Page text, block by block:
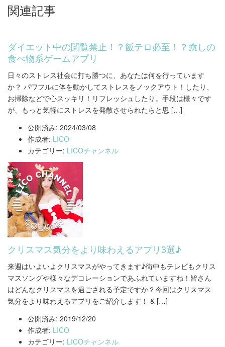
関連記事
ダイエット中の閲覧禁止！？飯テロ必至！？癒しの
食べ物系ゲームアプリ
日々のストレス社会に打ち勝つに、あなたは何を行っています
か？ パワフルに体を動かしてストレスをノックアウト！したり、
お掃除などで心スッキリ！リフレッシュしたり。手段は様々です
が、もっと気軽にストレスを発散させられたらと思 […]
公開済み: 2024/03/08
作成者: LICO
カテゴリー: LICOチャンネル
クリスマス気分をより味わえるアプリ3選♪
来週はいよいよクリスマスがやってきます♪街中もテレビもクリス
マスソングや様々なデコレーションであふれていますね！皆さん
はどんなクリスマスを過ごされる予定ですか？今回はクリスマス
気分をより味わえるアプリをご紹介します！ & […]
公開済み: 2019/12/20
作成者: LICO
カテゴリー: LICOチャンネル